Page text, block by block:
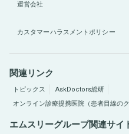
運営会社
カスタマーハラスメントポリシー
関連リンク
トピックス
AskDoctors総研
オンライン診療提携医院（患者目線のク
エムスリーグループ関連サイ